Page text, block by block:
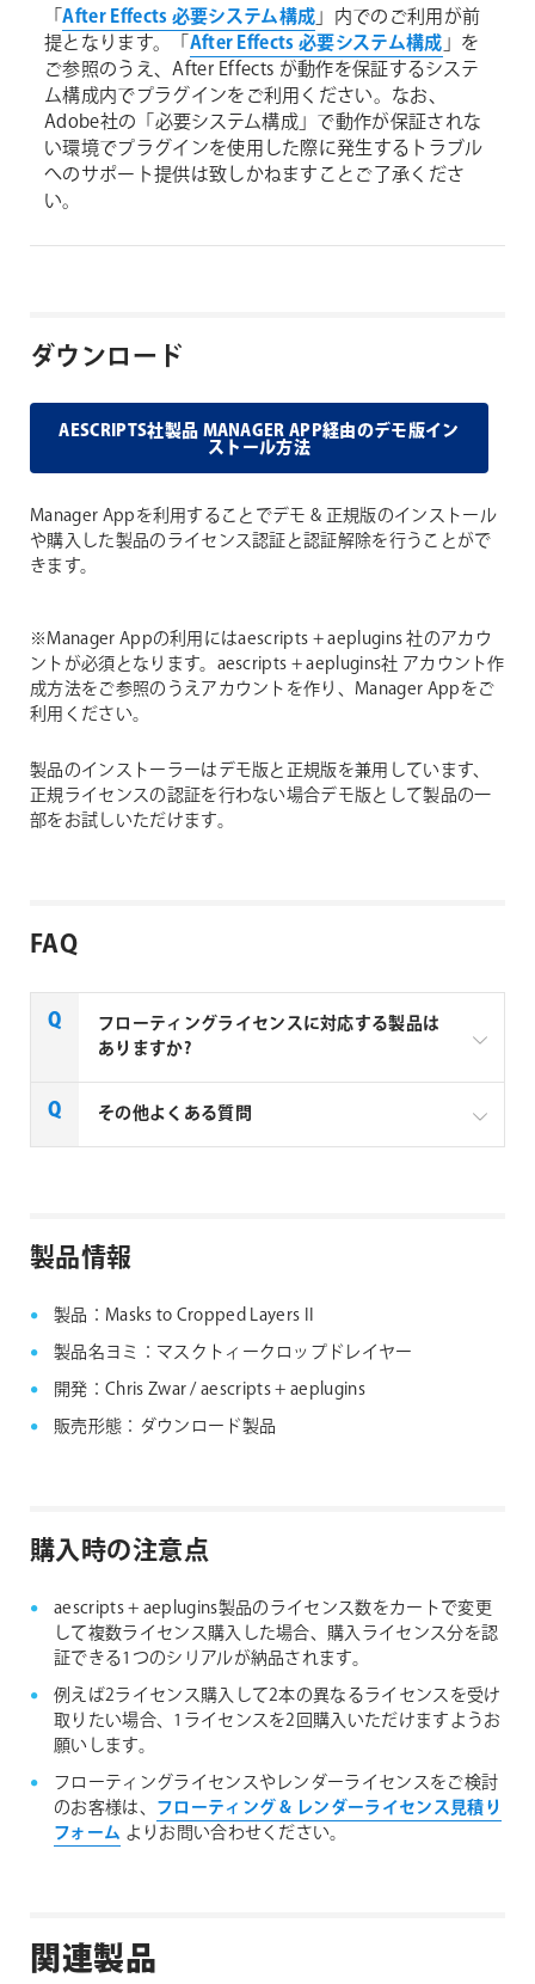
「After Effects 必要システム構成」内でのご利用が前
提となります。「 After Effects 必要システム構成 」を
ご参照のうえ、After Effects が動作を保証するシステ
ム構成内でプラグインをご利用ください。なお、
Adobe社の「必要システム構成」で動作が保証されな
い環境でプラグインを使用した際に発生するトラブル
へのサポート提供は致しかねますことご了承くださ
い。
ダウンロード
AESCRIPTS社製品 MANAGER APP経由のデモ版イン
ストール方法
Manager Appを利用することでデモ & 正規版のインストール
や購入した製品のライセンス認証と認証解除を行うことがで
きます。
※Manager Appの利用にはaescripts + aeplugins 社のアカウ
ントが必須となります。aescripts + aeplugins社 アカウント作
成方法をご参照のうえアカウントを作り、Manager Appをご
利用ください。
製品のインストーラーはデモ版と正規版を兼用しています、
正規ライセンスの認証を行わない場合デモ版として製品の一
部をお試しいただけます。
FAQ
フローティングライセンスに対応する製品は
ありますか?
一部製品でフローティングライセンスの取扱いがあり
aescripts + aeplugins社 フローティングライセン
その他よくある質問
製品情報
製品：Masks to Cropped Layers II
製品名ヨミ：マスクトィークロップドレイヤー
開発：Chris Zwar / aescripts + aeplugins
販売形態：ダウンロード製品
購入時の注意点
aescripts + aeplugins製品のライセンス数をカートで変更
して複数ライセンス購入した場合、購入ライセンス分を認
証できる1つのシリアルが納品されます。
例えば2ライセンス購入して2本の異なるライセンスを受け
取りたい場合、1ライセンスを2回購入いただけますようお
願いします。
フローティングライセンスやレンダーライセンスをご検討
のお客様は、 フローティング & レンダーライセンス見積り
フォーム よりお問い合わせください。
関連製品